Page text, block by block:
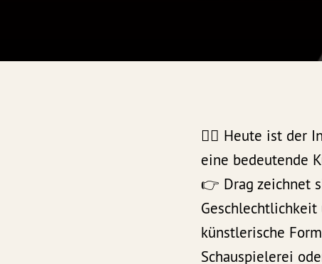
🏳️‍🌈 Heute ist der
eine bedeutende
👉 Drag zeichnet
künstlerische
Schauspielerei